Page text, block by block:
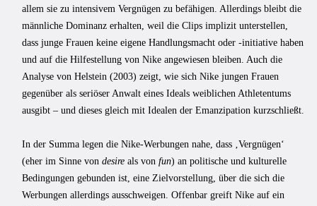
allem sie zu intensivem Vergnügen zu befähigen. Allerdings bleibt die
männliche Dominanz erhalten, weil die Clips implizit unterstellen,
dass junge Frauen keine eigene Handlungsmacht oder -initiative haben
und auf die Hilfestellung von Nike angewiesen bleiben. Auch die
Analyse von Helstein (2003) zeigt, wie sich Nike jungen Frauen
gegenüber als seriöser Anwalt eines Ideals weiblichen Athletentums
ausgibt – und dieses gleich mit Idealen der Emanzipation kurzschließt.
In der Summa legen die Nike-Werbungen nahe, dass ‚Vergnügen‘
(eher im Sinne von desire als von fun) an politische und kulturelle
Bedingungen gebunden ist, eine Zielvorstellung, über die sich die
Werbungen allerdings ausschweigen. Offenbar greift Nike auf ein